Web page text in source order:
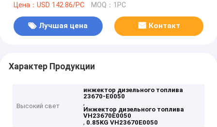
Цена：USD 142.86/PC MOQ：1PC
Лучшая цена Контакт
Характер Продукции
Высокий свет
инжектор дизельного топлива
23670-E0050
,
Инжектор дизельного топлива
VH23670E0050
, 0.85KG VH23670E0050